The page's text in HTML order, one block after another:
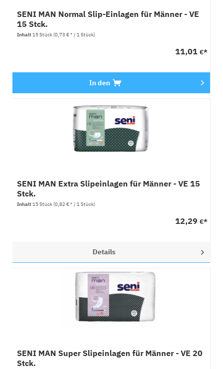
SENI MAN Normal Slip-Einlagen für Männer - VE
15 Stck.
Inhalt15 Stück(0,73 € * / 1 Stück)
11,01 €*
In den
SENI MAN Extra Slipeinlagen für Männer - VE 15
Stck.
Inhalt15 Stück(0,82 € * / 1 Stück)
12,29 €*
Details
SENI MAN Super Slipeinlagen für Männer - VE 20
Stck.